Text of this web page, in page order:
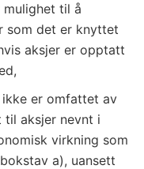
til å
som det er knyttet
aksjer er opptatt
ikke er omfattet av
til aksjer nevnt i
virkning som
a), uansett